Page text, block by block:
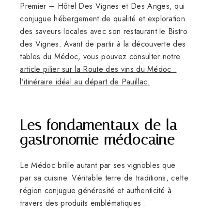
Premier – Hôtel Des Vignes et Des Anges, qui
conjugue hébergement de qualité et exploration
des saveurs locales avec son restaurant le Bistro
des Vignes. Avant de partir à la découverte des
tables du Médoc, vous pouvez consulter notre
article pilier sur la Route des vins du Médoc :
l’itinéraire idéal au départ de Pauillac.
Les fondamentaux de la
gastronomie médocaine
Le Médoc brille autant par ses vignobles que
par sa cuisine. Véritable terre de traditions, cette
région conjugue générosité et authenticité à
travers des produits emblématiques :